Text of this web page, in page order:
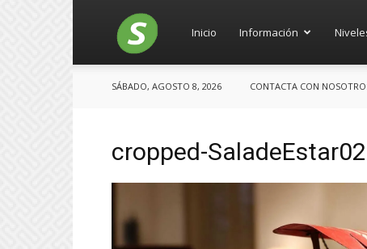
Salces
Inicio Información
SÁBADO, AGOSTO 8, 2026 CONTACTA CON
cropped-